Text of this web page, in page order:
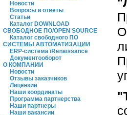
Новости
Вопросы и ответы
Статьи
Каталог DOWNLOAD
СВОБОДНОЕ ПО/OPEN SOURCE
Каталог свободного ПО
СИСТЕМЫ АВТОМАТИЗАЦИИ
ERP-система iRenaissance
Документооборот
О КОМПАНИИ
Новости
Отзывы заказчиков
Лицензии
Наши координаты
Программа партнерства
Наши партнеры
Наши вакансии